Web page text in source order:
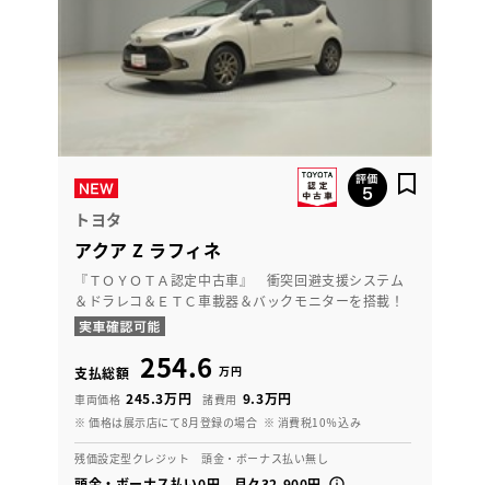
トヨタ
アクア Z ラフィネ
『ＴＯＹＯＴＡ認定中古車』 衝突回避支援システム
＆ドラレコ＆ＥＴＣ車載器＆バックモニターを搭載！
支払総額 254.6 万円
車両価格 245.3万円 諸費用 9.3万円
※ 価格は展示店にて8月登録の場合 ※ 消費税10％込み
残価設定型クレジット 頭金・ボーナス払い無し